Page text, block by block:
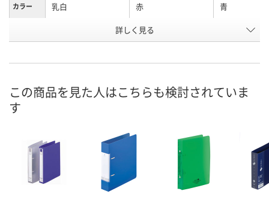
カラー 乳白 赤 青
1673748 1673766
8月8日（土）
カゴへ カゴへ カ
詳しく見る
この商品を見た人はこちらも検討されていま
す